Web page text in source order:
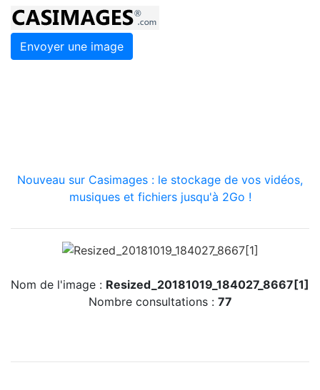
Envoyer une image
Nouveau sur Casimages : le stockage de vos vidéos,
musiques et fichiers jusqu'à 2Go !
Nom de l'image : Resized_20181019_184027_8667[1]
Nombre consultations : 77